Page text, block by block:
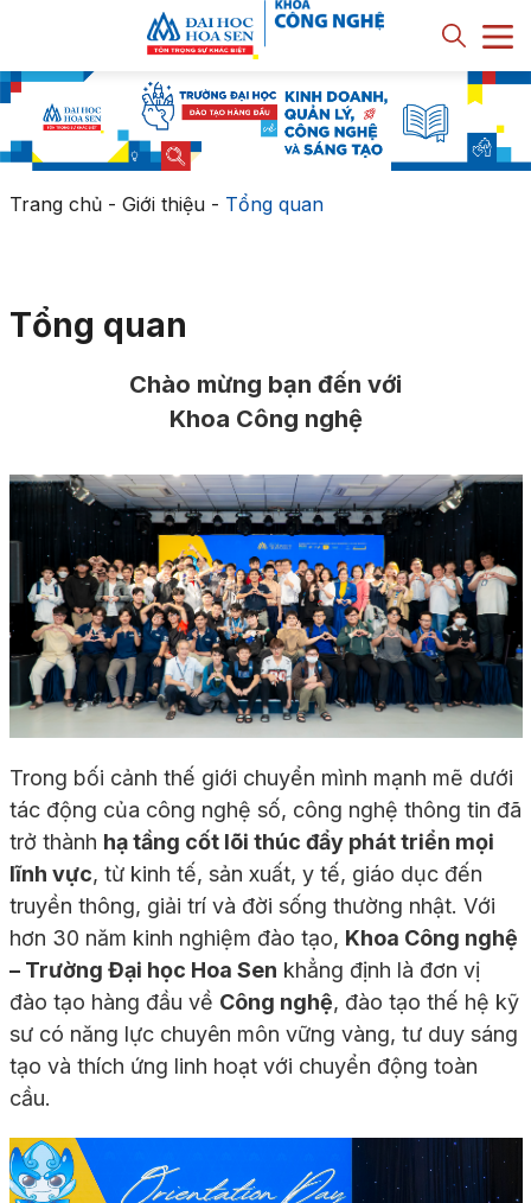
Trang chủ- Giới thiệu- Tổng quan
Tổng quan
Chào mừng bạn đến với
Khoa Công nghệ
Trong bối cảnh thế giới chuyển mình mạnh mẽ dưới
tác động của công nghệ số, công nghệ thông tin đã
trở thành hạ tầng cốt lõi thúc đẩy phát triển mọi
lĩnh vực, từ kinh tế, sản xuất, y tế, giáo dục đến
truyền thông, giải trí và đời sống thường nhật. Với
hơn 30 năm kinh nghiệm đào tạo, Khoa Công nghệ
– Trường Đại học Hoa Sen khẳng định là đơn vị
đào tạo hàng đầu về Công nghệ, đào tạo thế hệ kỹ
sư có năng lực chuyên môn vững vàng, tư duy sáng
tạo và thích ứng linh hoạt với chuyển động toàn
cầu.